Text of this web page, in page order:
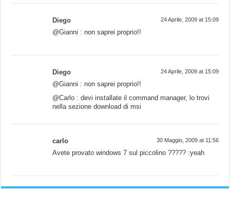
Diego 24 Aprile, 2009 at 15:09
@Gianni : non saprei proprio!!
Diego 24 Aprile, 2009 at 15:09
@Gianni : non saprei proprio!!
@Carlo : devi installate il command manager, lo trovi
nella sezione download di msi
carlo 30 Maggio, 2009 at 11:56
Avete provato windows 7 sul piccolino ????? :yeah